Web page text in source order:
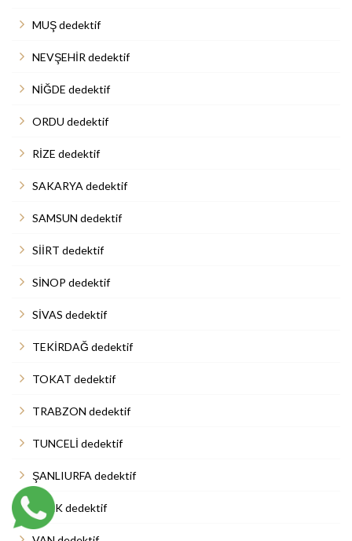
MUŞ dedektif
NEVŞEHİR dedektif
NİĞDE dedektif
ORDU dedektif
RİZE dedektif
SAKARYA dedektif
SAMSUN dedektif
SİİRT dedektif
SİNOP dedektif
SİVAS dedektif
TEKİRDAĞ dedektif
TOKAT dedektif
TRABZON dedektif
TUNCELİ dedektif
ŞANLIURFA dedektif
UŞAK dedektif